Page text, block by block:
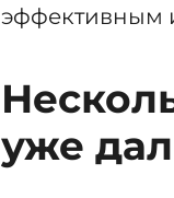
эффективным
уже